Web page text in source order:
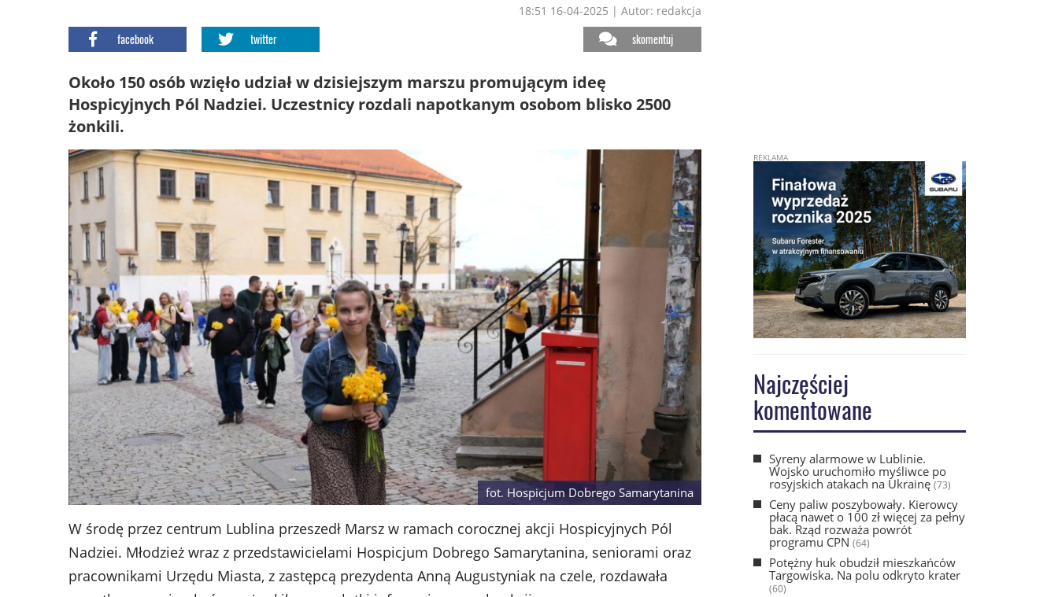
18:51 16-04-2025 | Autor: redakcja
facebook twitter skomentuj
Około 150 osób wzięło udział w dzisiejszym marszu promującym ideę
Hospicyjnych Pól Nadziei. Uczestnicy rozdali napotkanym osobom blisko 2500
żonkili.
fot. Hospicjum Dobrego Samarytanina
W środę przez centrum Lublina przeszedł Marsz w ramach corocznej akcji Hospicyjnych Pól
Nadziei. Młodzież wraz z przedstawicielami Hospicjum Dobrego Samarytanina, seniorami oraz
pracownikami Urzędu Miasta, z zastępcą prezydenta Anną Augustyniak na czele, rozdawała
Najczęściej
komentowane
Syreny alarmowe w Lublinie.
Wojsko uruchomiło myśliwce po
rosyjskich atakach na Ukrainę(73)
Ceny paliw poszybowały. Kierowcy
płacą nawet o 100 zł więcej za pełny
bak. Rząd rozważa powrót
programu CPN (64)
Potężny huk obudził mieszkańców
Targowiska. Na polu odkryto krater
(60)